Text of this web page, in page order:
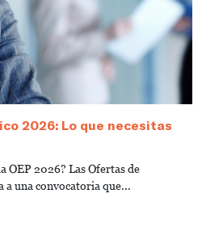
2026: Lo que necesitas
OEP 2026? Las Ofertas de
a una convocatoria que...